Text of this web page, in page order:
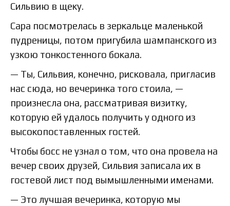
Сильвию в щеку.
Сара посмотрелась в зеркальце маленькой
пудреницы, потом пригубила шампанского из
узкою тонкостенного бокала.
— Ты, Сильвия, конечно, рисковала, пригласив
нас сюда, но вечеринка того стоила, —
произнесла она, рассматривая визитку,
которую ей удалось получить у одного из
высокопоставленных гостей.
Чтобы босс не узнал о том, что она провела на
вечер своих друзей, Сильвия записала их в
гостевой лист под вымышленными именами.
— Это лучшая вечеринка, которую мы